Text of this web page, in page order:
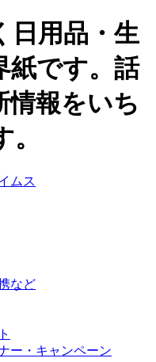
日用品・生
紙です。話
情報をいち
など
ー・キャンペーン